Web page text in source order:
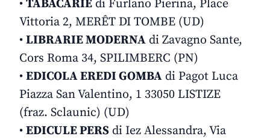
• TABACARIE di Furlano Pierina, Place
Vittoria 2, MERÊT DI TOMBE (UD)
• LIBRARIE MODERNA di Zavagno Sante,
Cors Roma 34, SPILIMBERC (PN)
• EDICOLA EREDI GOMBA di Pagot Luca
Piazza San Valentino, 1 33050 LISTIZE
(fraz. Sclaunic) (UD)
• EDICULE PERS di Iez Alessandra, Via